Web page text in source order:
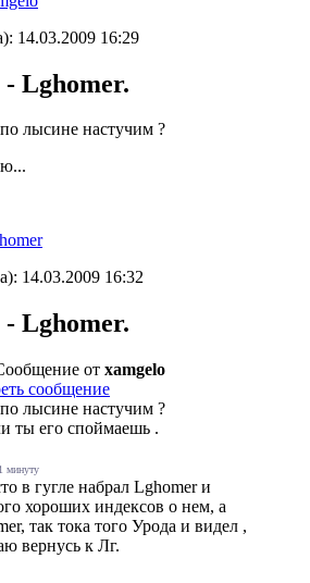
14.03.2009 16:29
Lghomer.
лысине настучим ?
14.03.2009 16:32
Lghomer.
от xamgelo
лысине настучим ?
ты его споймаешь .
минуту
в гугле набрал Lghomer и
хороших индексов о нем, а
так тока того Урода и видел ,
вернусь к Лг.